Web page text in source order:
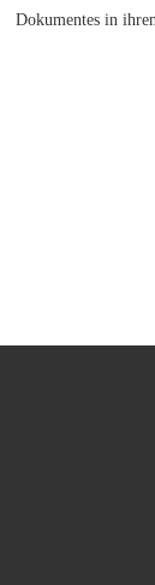
Dokumentes in